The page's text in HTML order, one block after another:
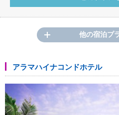
他の宿泊プ
アラマハイナコンドホテル